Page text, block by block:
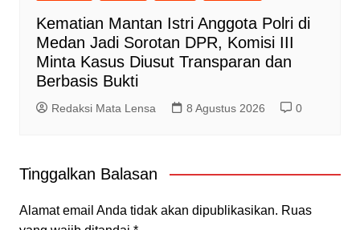
Kematian Mantan Istri Anggota Polri di
Medan Jadi Sorotan DPR, Komisi III
Minta Kasus Diusut Transparan dan
Berbasis Bukti
Redaksi Mata Lensa 8 Agustus 2026 0
Tinggalkan Balasan
Alamat email Anda tidak akan dipublikasikan. Ruas